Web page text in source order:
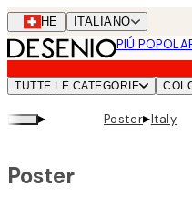
Skip
to
main
content.
CHE ITALIANO
PIÚ
TUTTE LE CATEGORIE
▸ Poster▸Italy
Poster